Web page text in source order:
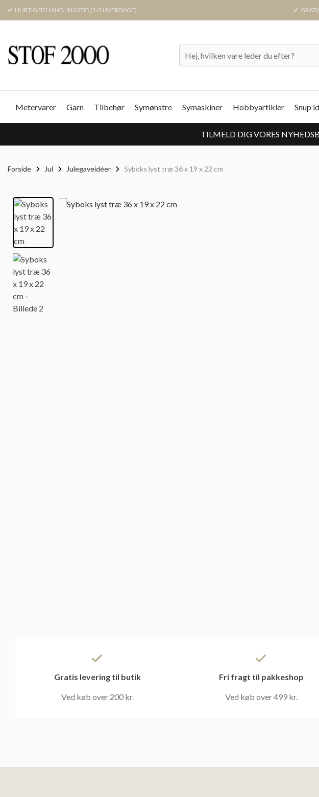
HURTIG BEHANDLINGSTID (1-3 HVERDAGE)
Metervarer Garn Tilbehør Symønstre Symaskiner Hobbyartikler Snup
TILMELD DIG VORES
Forside Jul Julegaveidéer Syboks lyst træ 36 x 19 x 22 cm
Gratis levering til butik
Ved køb over 200 kr.
Fri fragt til pakkeshop
Ved køb over 499 kr.